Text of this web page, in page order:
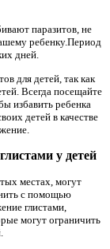
паразитов, не
ребенку.Период
дней.
для детей, так как
Всегда посещайте
избавить ребенка
детей в качестве
у детей
местах, могут
с помощью
глистами,
могут ограничить